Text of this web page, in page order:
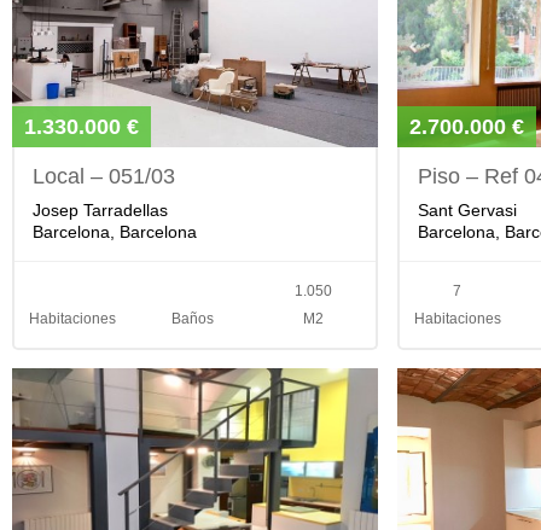
1.330.000 €
Local – 051/03
Josep Tarradellas
Barcelona, Barcelona
Habitaciones Baños
1.050
M2
2.700.000 €
Piso – Ref
Sant Gervasi
Barcelona,
7
Habitaciones